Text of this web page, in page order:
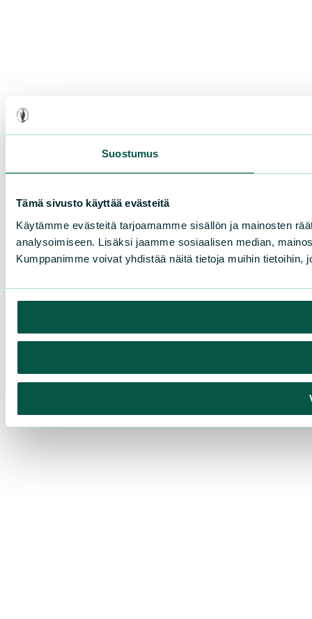
Suostumus
Tämä sivusto käyttää evästeitä
Käytämme evästeitä tarjoamamme sisällön ja mainosten
analysoimiseen. Lisäksi jaamme sosiaalisen median,
Kumppanimme voivat yhdistää näitä tietoja muihin tietoihin,